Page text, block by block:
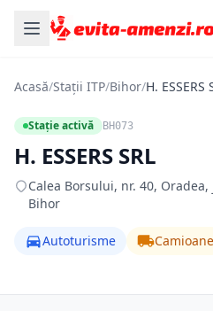
Acasă/Stații ITP/Bihor/H. ESSERS
Stație activă BH073
H. ESSERS SRL
Calea Borsului, nr. 40,
Bihor
Autoturisme Camioane